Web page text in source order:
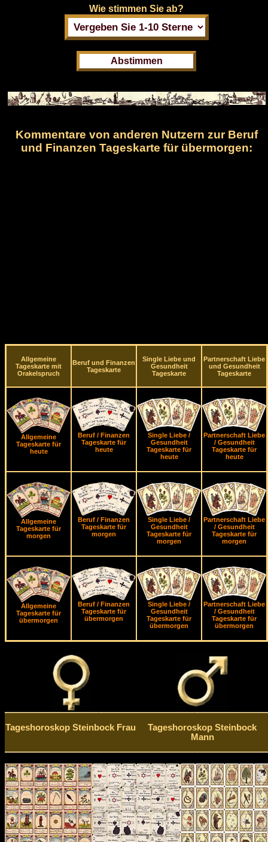
Wie stimmen Sie ab?
Kommentare von anderen Nutzern zur Beruf
und Finanzen Tageskarte für übermorgen:
Allgemeine
Tageskarte mit
Orakelspruch
Beruf und Finanzen
Tageskarte
Single Liebe und
Gesundheit
Tageskarte
Partnerschaft Liebe
und Gesundheit
Tageskarte
Allgemeine
Tageskarte für
heute
Beruf / Finanzen
Tageskarte für
heute
Single Liebe /
Gesundheit
Tageskarte für
heute
Partnerschaft Liebe
/ Gesundheit
Tageskarte für
heute
Allgemeine
Tageskarte für
morgen
Beruf / Finanzen
Tageskarte für
morgen
Single Liebe /
Gesundheit
Tageskarte für
morgen
Partnerschaft Liebe
/ Gesundheit
Tageskarte für
morgen
Allgemeine
Tageskarte für
übermorgen
Beruf / Finanzen
Tageskarte für
übermorgen
Single Liebe /
Gesundheit
Tageskarte für
übermorgen
Partnerschaft Liebe
/ Gesundheit
Tageskarte für
übermorgen
Tageshoroskop Steinbock Frau
Tageshoroskop Steinbock
Mann